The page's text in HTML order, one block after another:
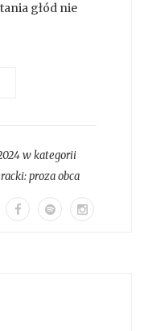
głód nie
w kategorii
proza obca